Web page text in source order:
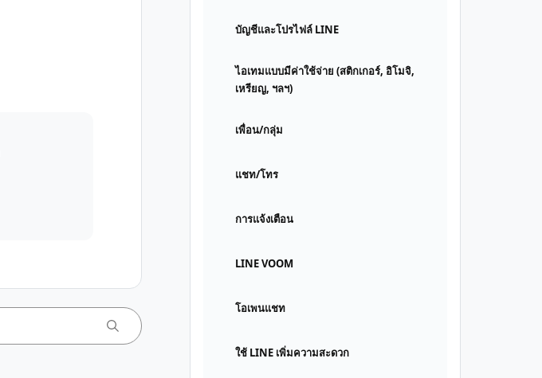
บัญชีและโปรไฟล์ LINE
ไอเทมแบบมีค่าใช้จ่าย (สติกเกอร์, อิโมจิ,
เหรียญ, ฯลฯ)
เพื่อน/กลุ่ม
แชท/โทร
การแจ้งเตือน
LINE VOOM
โอเพนแชท
ใช้ LINE เพิ่มความสะดวก